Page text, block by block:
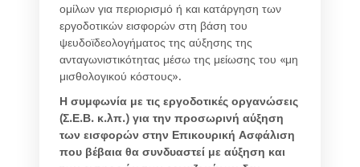
ομίλων για περιορισμό ή και κατάργηση των
εργοδοτικών εισφορών στη βάση του
ψευδοϊδεολογήματος της αύξησης της
ανταγωνιστικότητας μέσω της μείωσης του «μη
μισθολογικού κόστους».
Η συμφωνία με τις εργοδοτικές οργανώσεις
(Σ.Ε.Β. κ.λπ.) για την προσωρινή αύξηση
των εισφορών στην Επικουρική Ασφάλιση
που βέβαια θα συνδυαστεί με αύξηση και